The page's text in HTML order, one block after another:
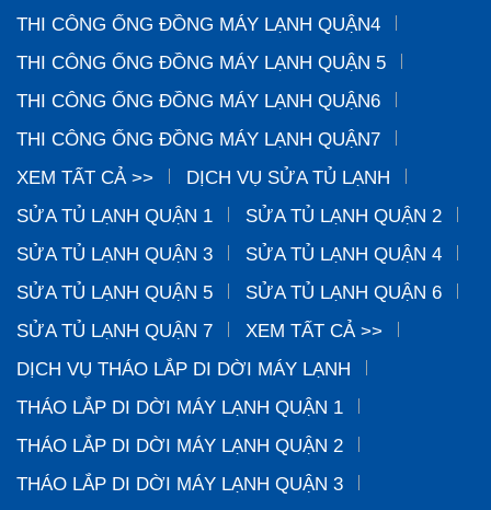
THI CÔNG ỐNG ĐỒNG MÁY LẠNH QUẬN4
THI CÔNG ỐNG ĐỒNG MÁY LẠNH QUẬN 5
THI CÔNG ỐNG ĐỒNG MÁY LẠNH QUẬN6
THI CÔNG ỐNG ĐỒNG MÁY LẠNH QUẬN7
XEM TẤT CẢ >>
DỊCH VỤ SỬA TỦ LẠNH
SỬA TỦ LẠNH QUẬN 1
SỬA TỦ LẠNH QUẬN 2
SỬA TỦ LẠNH QUẬN 3
SỬA TỦ LẠNH QUẬN 4
SỬA TỦ LẠNH QUẬN 5
SỬA TỦ LẠNH QUẬN 6
SỬA TỦ LẠNH QUẬN 7
XEM TẤT CẢ >>
DỊCH VỤ THÁO LẮP DI DỜI MÁY LẠNH
THÁO LẮP DI DỜI MÁY LẠNH QUẬN 1
THÁO LẮP DI DỜI MÁY LẠNH QUẬN 2
THÁO LẮP DI DỜI MÁY LẠNH QUẬN 3